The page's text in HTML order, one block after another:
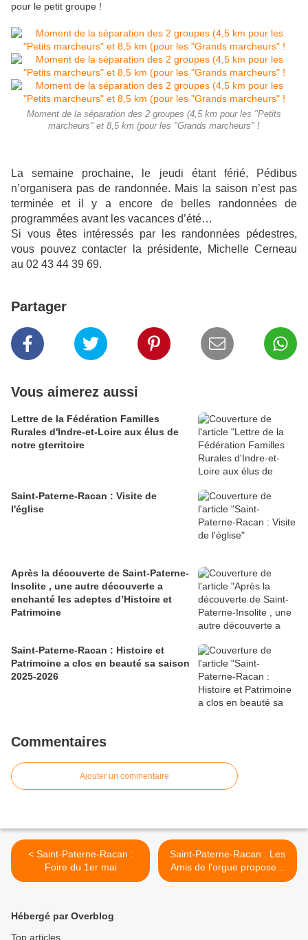
pour le petit groupe !
Moment de la séparation des 2 groupes (4,5 km pour les "Petits
marcheurs" et 8,5 km (pour les "Grands marcheurs" !
La semaine prochaine, le jeudi étant férié, Pédibus
n’organisera pas de randonnée. Mais la saison n’est pas
terminée et il y a encore de belles randonnées de
programmées avant les vacances d’été…
Si vous êtes intéressés par les randonnées pédestres,
vous pouvez contacter la présidente, Michelle Cerneau
au 02 43 44 39 69.
Partager
Vous aimerez aussi
Lettre de la Fédération Familles
Rurales d'Indre-et-Loire aux élus de
notre gterritoire
Saint-Paterne-Racan : Visite de
l'église
Après la découverte de Saint-Paterne-
Insolite , une autre découverte a
enchanté les adeptes d’Histoire et
Patrimoine
Saint-Paterne-Racan : Histoire et
Patrimoine a clos en beauté sa saison
2025-2026
Commentaires
Ajouter un commentaire
< Saint-Paterne-Racan :
Foire du 1er mai
Saint-Paterne-Racan : Les
Amis de l'orgue proposent
... >
Hébergé par Overblog
Top articles